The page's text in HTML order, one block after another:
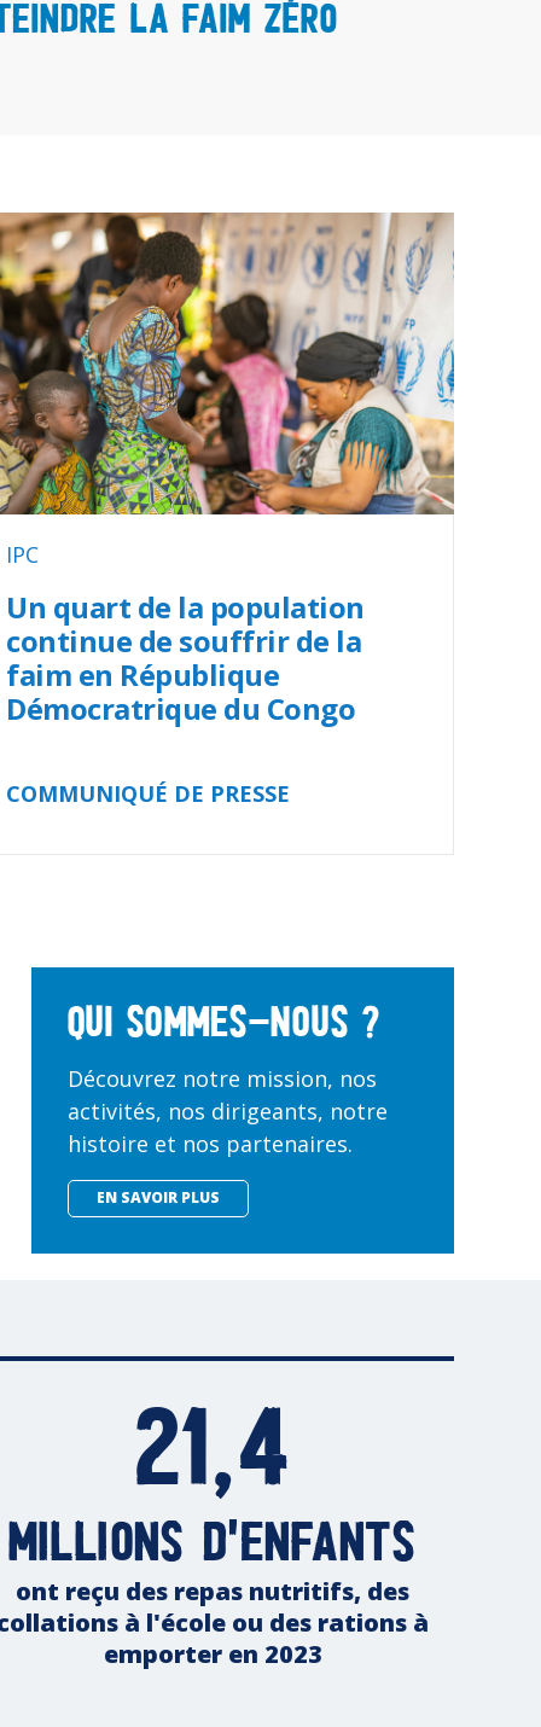
la faim zéro
IPC
Un quart de la population
continue de souffrir de la
faim en République
Démocratrique du Congo
COMMUNIQUÉ DE PRESSE
Qui sommes-nous ?
Découvrez notre mission, nos
activités, nos dirigeants, notre
histoire et nos partenaires.
EN SAVOIR PLUS
21,4
millions d'enfants
ont reçu des repas nutritifs, des
à l'école ou des rations à
emporter en 2023